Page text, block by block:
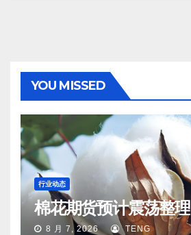
YOU MISSED
行业动态
棉花期货预计震荡整理
8 月 7, 2026 TENG